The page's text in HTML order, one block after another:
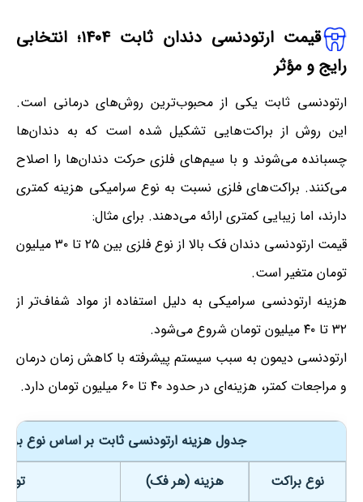
قیمت ارتودنسی دندان ثابت ۱۴۰۴ ؛ انتخابی
رایج و مؤثر
ارتودنسی ثابت یکی از محبوب‌ترین روش‌های درمانی است.
این روش از براکت‌هایی تشکیل شده است که به دندان‌ها
چسبانده می‌شوند و با سیم‌های فلزی حرکت دندان‌ها را اصلاح
می‌کنند. براکت‌های فلزی نسبت به نوع سرامیکی هزینه کمتری
دارند، اما زیبایی کمتری ارائه می‌دهند. برای مثال:
قیمت ارتودنسی دندان فک بالا از نوع فلزی بین ۲۵ تا ۳۰ میلیون
تومان متغیر است.
هزینه ارتودنسی سرامیکی به دلیل استفاده از مواد شفاف‌تر از
۳۲ تا ۴۰ میلیون تومان شروع می‌شود.
ارتودنسی دیمون به سبب سیستم پیشرفته با کاهش زمان درمان
و مراجعات کمتر، هزینه‌ای در حدود ۴۰ تا ۶۰ میلیون تومان دارد.
جدول هزینه ارتودنسی ثابت بر اساس نوع
نوع براکت
هزینه (هر فک)